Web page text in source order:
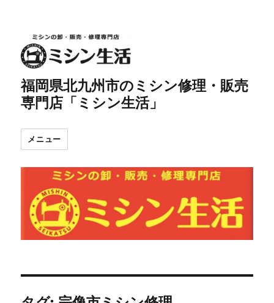
福岡県北九州市のミシン修理・販売
専門店「ミシン生活」
メニュー